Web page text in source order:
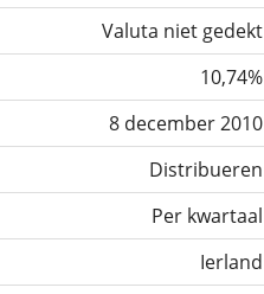
Valuta niet gedekt
10,74%
8 december 2010
Distribueren
Per kwartaal
Ierland